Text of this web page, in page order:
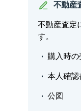
不動産
不動産査定
す。
購入時
本人確認
公図